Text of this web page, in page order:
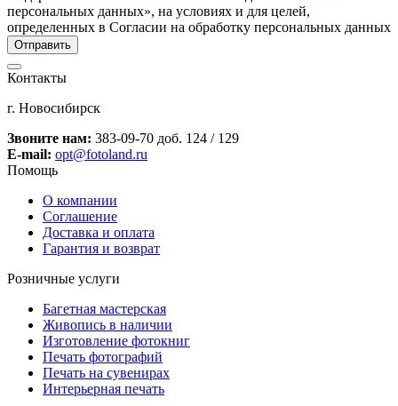
персональных данных», на условиях и для целей,
определенных в Согласии на обработку персональных данных
Контакты
г. Новосибирск
Звоните нам: 383-09-70 доб. 124 / 129
E-mail: opt@fotoland.ru
Помощь
О компании
Соглашение
Доставка и оплата
Гарантия и возврат
Розничные услуги
Багетная мастерская
Живопись в наличии
Изготовление фотокниг
Печать фотографий
Печать на сувенирах
Интерьерная печать